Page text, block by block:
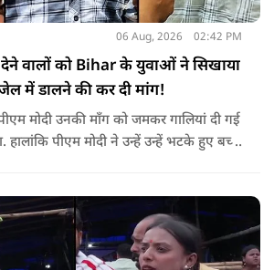
06 Aug, 2026 02:42 PM
वालों को Bihar के युवाओं ने सिखाया
में डालने की कर दी मांग!
मोदी उनकी माँग को जमकर गालियां दी गई
पीएम मोदी ने उन्हें उन्हें भटके हुए बच्चे
चाहिए बल्कि उन्हें सलाखों के पीछे डालना